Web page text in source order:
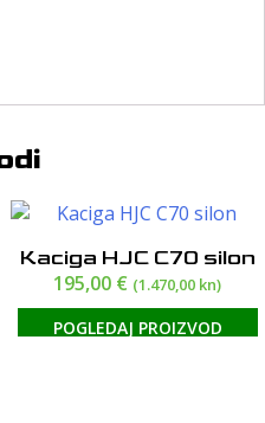
Kaciga HJC C70 silon
195,00 € (1.470,00 kn)
POGLEDAJ PROIZVOD